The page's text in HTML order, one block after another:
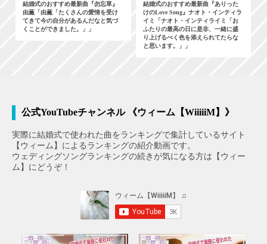
結婚式のおすすめ最新曲『勿忘草』
由薫「由薫「たくさんの愛情を受け
てきて今の自分があるんだなと気づ
くことができました。」」
結婚式のおすすめ最新曲『ありった
けのLove Song』ナオト・インティラ
イミ「ナオト・インティライミ「お
ふたりの最高の日に是非、一緒に盛
り上げるべく色を添えられてたらな
と思います。」」
公式YouTubeチャンネル 《ウィーム【WiiiiiM】》
実際に結婚式で使われた曲をランキングで集計しているサイト
【ウィーム】によるランキングの紹介動画です。
ウェディングソングランキングの続きが気になる方は【ウィー
ム】にどうぞ！